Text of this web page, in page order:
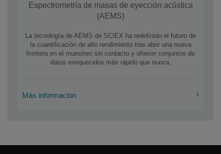
Espectrometría de masas de eyección acústica
(AEMS)
La tecnología de AEMS de SCIEX ha redefinido el futuro de
la cuantificación de alto rendimiento tras abrir una nueva
frontera en el muestreo sin contacto y ofrecer conjuntos de
datos enriquecidos más rápido que nunca.
Más información